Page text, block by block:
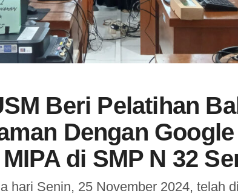
Beri Pelatihan
Dengan
di SMP N 32
hari Senin, 25 November 2024, telah